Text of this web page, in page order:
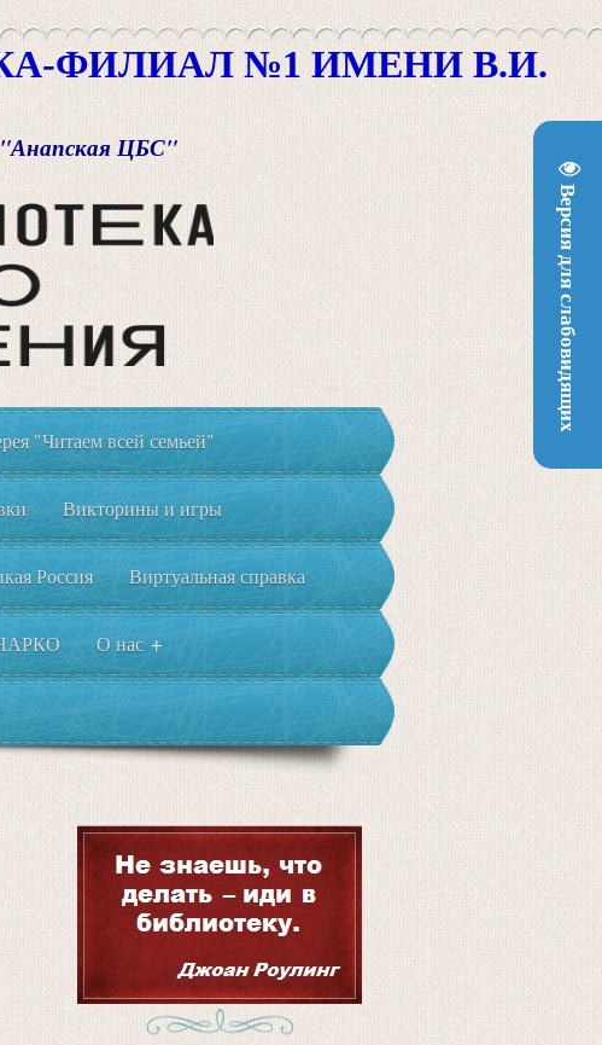
Версия для слабовидящих
ФИЛИАЛ №1 ИМЕНИ В.И.
"Анапская ЦБС"
"Читаем всей семьей"
Викторины и игры
Россия Виртуальная справка
О нас +